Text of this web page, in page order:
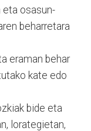
eta osasun-
beharretara
eraman behar
kate edo
bide eta
lorategietan,